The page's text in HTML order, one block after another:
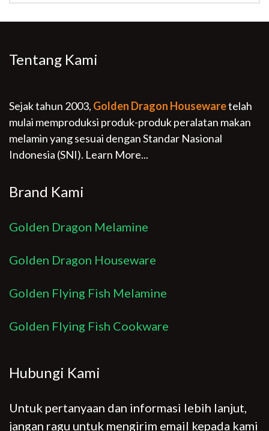
Tentang Kami
Sejak tahun 2003, Golden Dragon Housewaretelah
mulai memproduksi produk-produk peralatan makan
melamin yang sesuai dengan Standar Nasional
Indonesia (SNI). Learn More...
Brand Kami
Golden Dragon Melamine
Golden Dragon Houseware
Golden Flying Fish Melamine
Golden Flying Fish Cookware
Hubungi Kami
Untuk pertanyaan dan informasi lebih lanjut,
jangan ragu untuk mengirim email kepada kami